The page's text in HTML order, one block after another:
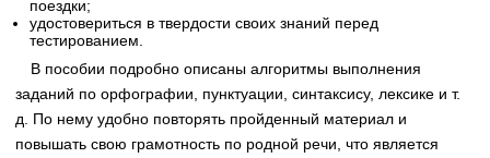
поездки;
удостовериться в твердости своих знаний перед
тестированием.
В пособии подробно описаны алгоритмы выполнения
заданий по орфографии, пунктуации, синтаксису, лексике и т.
д. По нему удобно повторять пройденный материал и
повышать свою грамотность по родной речи, что является